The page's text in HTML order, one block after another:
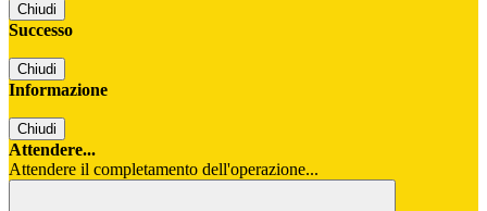
Chiudi
Successo
Chiudi
Informazione
Chiudi
Attendere...
Attendere il completamento dell'operazione...